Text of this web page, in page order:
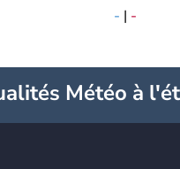
- | -
Météo à